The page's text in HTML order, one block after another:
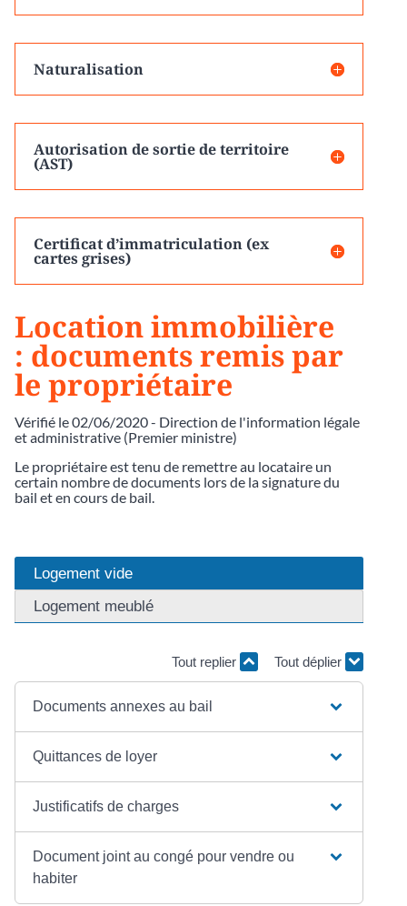
Naturalisation
Autorisation de sortie de territoire
(AST)
Certificat d’immatriculation (ex
cartes grises)
Location immobilière
: documents remis par
le propriétaire
Vérifié le 02/06/2020 - Direction de l'information légale
et administrative (Premier ministre)
Le propriétaire est tenu de remettre au locataire un
certain nombre de documents lors de la signature du
bail et en cours de bail.
Logement vide
Logement meublé
Tout replier Tout déplier
Documents annexes au bail
Quittances de loyer
Justificatifs de charges
Document joint au congé pour vendre ou
habiter